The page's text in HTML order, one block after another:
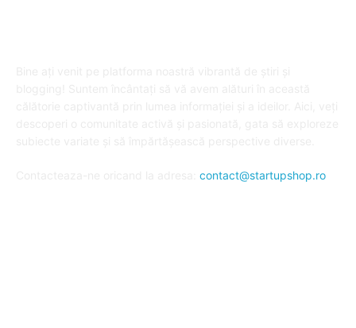
contact@startupshop.ro